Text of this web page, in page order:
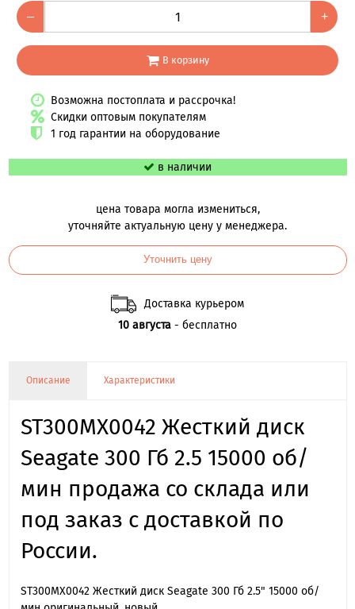
– +
В корзину
Возможна постоплата и рассрочка!
Скидки оптовым покупателям
1 год гарантии на оборудование
в наличии
цена товара могла измениться,
уточняйте актуальную цену у менеджера.
Уточнить цену
Доставка курьером
10 августа - бесплатно
Описание Характеристики
ST300MX0042 Жесткий диск
Seagate 300 Гб 2.5 15000 об/
мин продажа со склада или
под заказ с доставкой по
России.
ST300MX0042 Жесткий диск Seagate 300 Гб 2.5" 15000 об/